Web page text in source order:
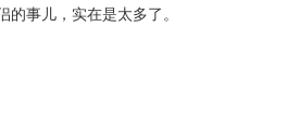
事儿，实在是太多了。